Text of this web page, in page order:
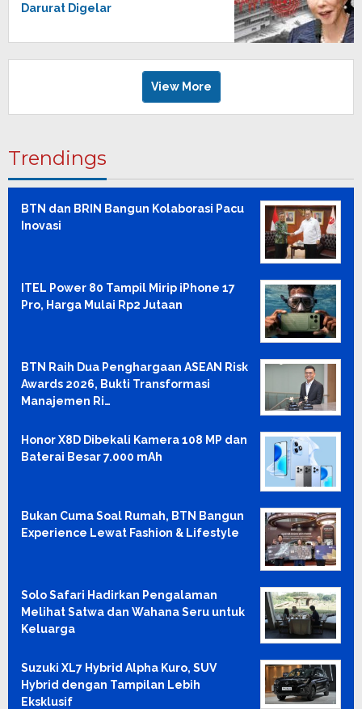
Darurat Digelar
View More
Trendings
BTN dan BRIN Bangun Kolaborasi Pacu
Inovasi
ITEL Power 80 Tampil Mirip iPhone 17
Pro, Harga Mulai Rp2 Jutaan
BTN Raih Dua Penghargaan ASEAN Risk
Awards 2026, Bukti Transformasi
Manajemen Ri…
Honor X8D Dibekali Kamera 108 MP dan
Baterai Besar 7.000 mAh
Bukan Cuma Soal Rumah, BTN Bangun
Experience Lewat Fashion & Lifestyle
Solo Safari Hadirkan Pengalaman
Melihat Satwa dan Wahana Seru untuk
Keluarga
Suzuki XL7 Hybrid Alpha Kuro, SUV
Hybrid dengan Tampilan Lebih
Eksklusif